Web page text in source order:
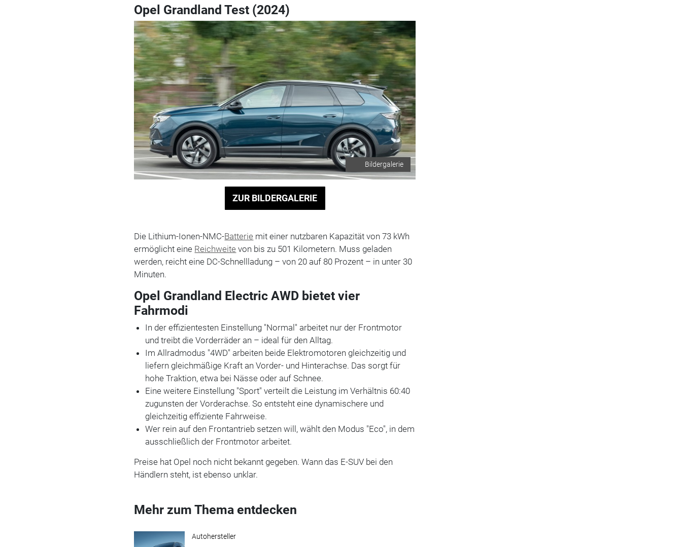
Opel Grandland Test (2024)
Bildergalerie
ZUR BILDERGALERIE
Die Lithium-Ionen-NMC-Batterie mit einer nutzbaren Kapazität von 73 kWh
ermöglicht eine Reichweite von bis zu 501 Kilometern. Muss geladen
werden, reicht eine DC-Schnellladung – von 20 auf 80 Prozent – in unter 30
Minuten.
Opel Grandland Electric AWD bietet vier
Fahrmodi
In der effizientesten Einstellung "Normal" arbeitet nur der Frontmotor
und treibt die Vorderräder an – ideal für den Alltag.
Im Allradmodus "4WD" arbeiten beide Elektromotoren gleichzeitig und
liefern gleichmäßige Kraft an Vorder- und Hinterachse. Das sorgt für
hohe Traktion, etwa bei Nässe oder auf Schnee.
Eine weitere Einstellung "Sport" verteilt die Leistung im Verhältnis 60:40
zugunsten der Vorderachse. So entsteht eine dynamischere und
gleichzeitig effiziente Fahrweise.
Wer rein auf den Frontantrieb setzen will, wählt den Modus "Eco", in dem
ausschließlich der Frontmotor arbeitet.
Preise hat Opel noch nicht bekannt gegeben. Wann das E-SUV bei den
Händlern steht, ist ebenso unklar.
Mehr zum Thema entdecken
Autohersteller